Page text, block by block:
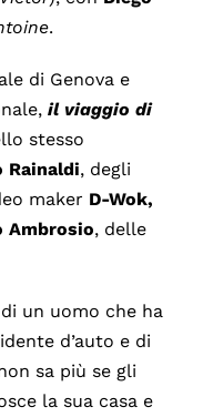
.
di Genova e
il viaggio di
stesso
Rainaldi, degli
maker D-Wok,
Ambrosio, delle
un uomo che ha
d’auto e di
sa più se gli
la sua casa e